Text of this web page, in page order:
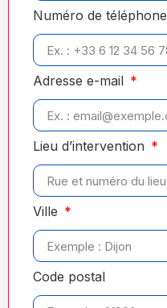
Numéro de téléphone
Adresse e-mail
Lieu d’intervention
Ville
Code postal